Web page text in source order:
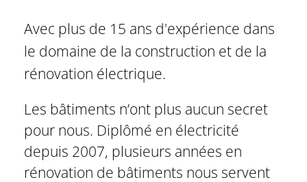
Avec plus de 15 ans d'expérience dans
le domaine de la construction et de la
rénovation électrique.
Les bâtiments n’ont plus aucun secret
pour nous. Diplômé en électricité
depuis 2007, plusieurs années en
rénovation de bâtiments nous servent